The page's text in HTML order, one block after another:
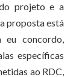
projeto e a
proposta está
concordo,
específicas
ao RDC,